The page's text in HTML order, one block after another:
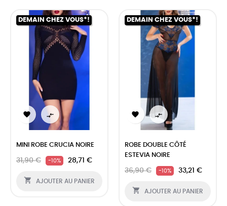
DEMAIN CHEZ VOUS*!
 
MINI ROBE CRUCIA NOIRE
31,90 € -10% 28,71 €
 AJOUTER AU PANIER
DEMAIN CHEZ VOUS*!
 
ROBE DOUBLE CÔTÉ
ESTEVIA NOIRE
36,90 € -10% 33,21 €
 AJOUTER AU PANIER